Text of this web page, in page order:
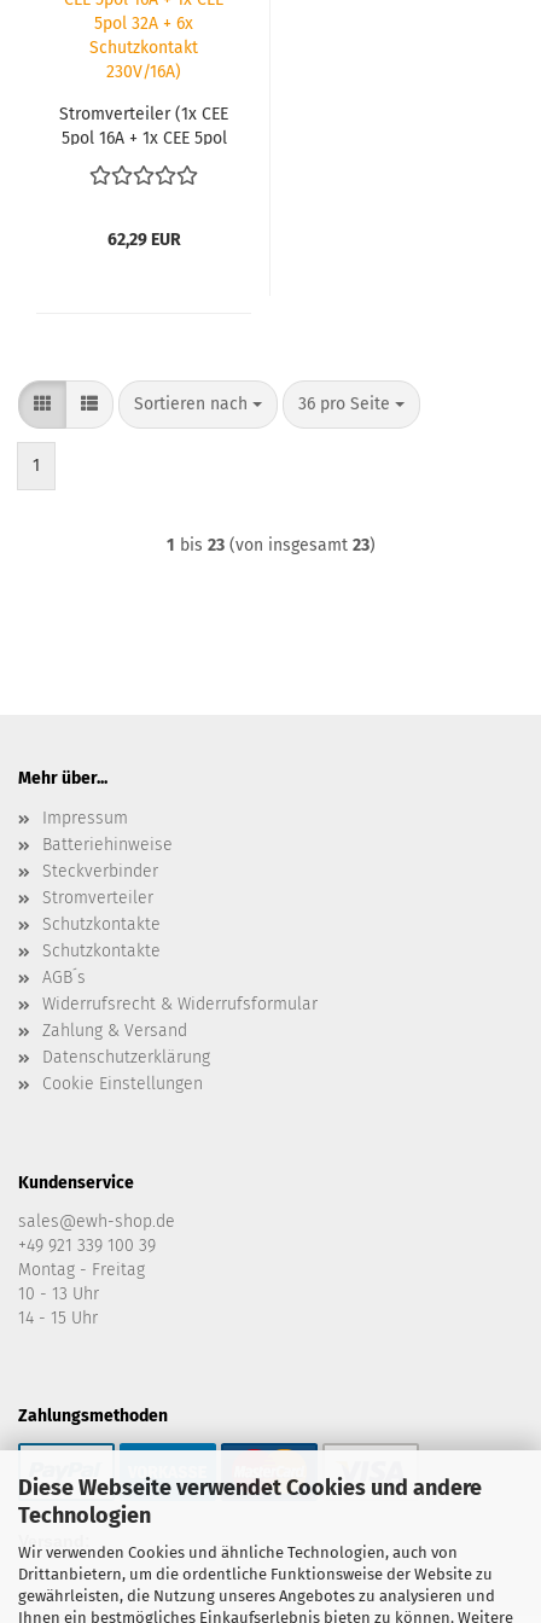
Diese Webseite verwendet Cookies und andere
Technologien
Wir verwenden Cookies und ähnliche Technologien, auch von
Drittanbietern, um die ordentliche Funktionsweise der Website zu
gewährleisten, die Nutzung unseres Angebotes zu analysieren und
Ihnen ein bestmögliches Einkaufserlebnis bieten zu können. Weitere
Strom­ver­tei­ler (1x CEE
5pol 16A + 1x CEE 5pol
32A + 6x Schutz­kon­takt
230V/16A)
62,29 EUR
Sortieren nach
Sortieren nach 36 pro Seite
pro Seite
1
1 bis 23(von insgesamt 23)
Mehr über...
Impressum
Batteriehinweise
Steckverbinder
Stromverteiler
Schutzkontakte
Schutzkontakte
AGB´s
Widerrufsrecht & Widerrufsformular
Zahlung & Versand
Datenschutzerklärung
Cookie Einstellungen
Kundenservice
sales@ewh-shop.de
+49 921 339 100 39
Montag - Freitag
10 - 13 Uhr
14 - 15 Uhr
Zahlungsmethoden
Versand: